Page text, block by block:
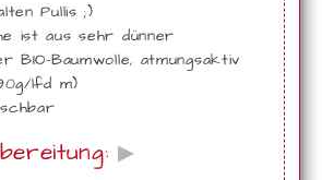
Pullis ;)
ist aus sehr dünner
Baumwolle, atmungsaktiv
lfd m)
▶